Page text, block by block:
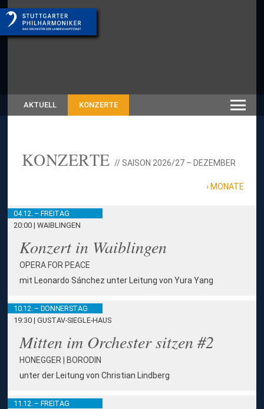
AKTUELL KONZERTE
KONZERTE// SAISON 2026/27 – DEZEMBER
MONATE
04.12. – FREITAG
20:00 | WAIBLINGEN
Konzert in Waiblingen
OPERA FOR PEACE
mit Leonardo Sánchez unter Leitung von Yura Yang
10.12. – DONNERSTAG
19:30 | GUSTAV-SIEGLE-HAUS
Mitten im Orchester sitzen #2
HONEGGER | BORODIN
unter der Leitung von Christian Lindberg
11.12. – FREITAG